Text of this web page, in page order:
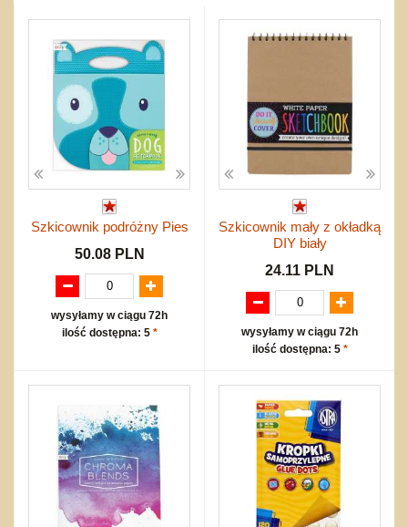
Okolicznościowe i świąteczne
Dźwiekowe
Bajkowe
Inne
Karuzelki
Maty do zabawy
Do rozkręcania
Bąki
Pojazdy
Inne
Mebelki
Innedo koszykówki
Nowości
Wyprzedaż
Promocje
Start
Zakupy hurtowe
Koszty przesyłki
Regulamin
Kontakt
Mapa produktów
Szkicownik podróżny Pies
50.08 PLN
wysyłamy w ciągu 72h
ilość dostępna: 5 *
Szkicownik mały z okładką
DIY biały
24.11 PLN
wysyłamy w ciągu 72h
ilość dostępna: 5 *